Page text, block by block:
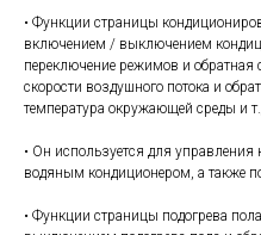
• Функции страницы
включением / выключением
переключение режимов и обратная
скорости воздушного потока и
температура окружающей среды и
• Он используется для
водяным кондиционером, а также
• Функции страницы подогрева